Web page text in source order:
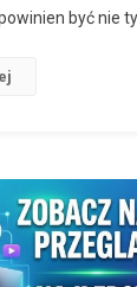
być nie